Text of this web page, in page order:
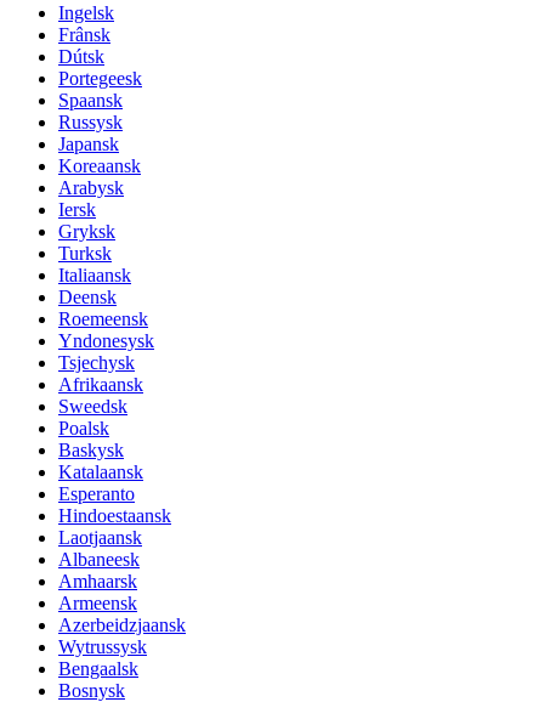
Ingelsk
Frânsk
Dútsk
Portegeesk
Spaansk
Russysk
Japansk
Koreaansk
Arabysk
Iersk
Gryksk
Turksk
Italiaansk
Deensk
Roemeensk
Yndonesysk
Tsjechysk
Afrikaansk
Sweedsk
Poalsk
Baskysk
Katalaansk
Esperanto
Hindoestaansk
Laotjaansk
Albaneesk
Amhaarsk
Armeensk
Azerbeidzjaansk
Wytrussysk
Bengaalsk
Bosnysk